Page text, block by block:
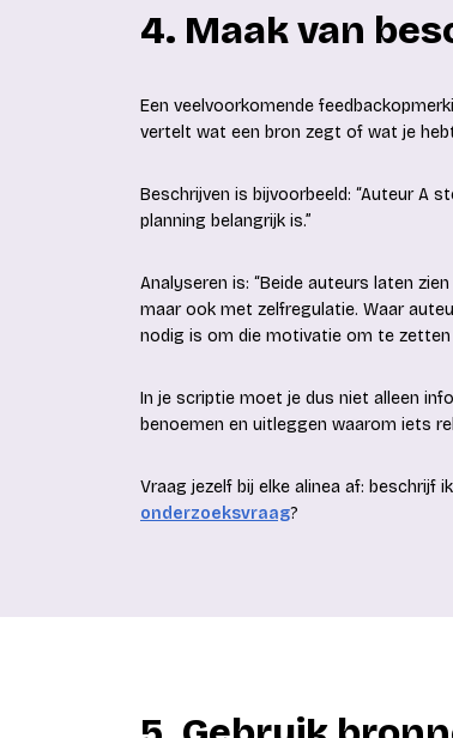
4. Maak van
Een veelvoorkomende
vertelt wat een bron zegt of wat je
Beschrijven is bijvoorbeeld: “Auteur A
planning belangrijk is.”
Analyseren is: “Beide auteurs laten
maar ook met zelfregulatie. Waar
nodig is om die motivatie om te zetten
In je scriptie moet je dus niet alleen
benoemen en uitleggen waarom iets
Vraag jezelf bij elke alinea af:
onderzoeksvraag?